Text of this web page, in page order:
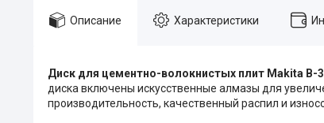
Описание Характеристики
Диск для цементно-волокнистых плит Makita B-
диска включены искусственные алмазы для
производительность, качественный распил и